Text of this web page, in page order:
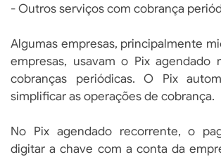
- Outros serviços com cobrança
Algumas empresas, principalmente
empresas, usavam o Pix agendado
cobranças periódicas. O Pix
simplificar as operações de cobrança.
No Pix agendado recorrente, o
digitar a chave com a conta da